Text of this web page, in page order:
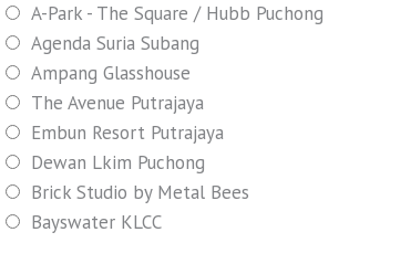
A-Park - The Square / Hubb Puchong
Agenda Suria Subang
Ampang Glasshouse
The Avenue Putrajaya
Embun Resort Putrajaya
Dewan Lkim Puchong
Brick Studio by Metal Bees
Bayswater KLCC